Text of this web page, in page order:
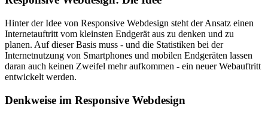
Hinter der Idee von Responsive Webdesign steht der Ansatz einen
Internetauftritt vom kleinsten Endgerät aus zu denken und zu
planen. Auf dieser Basis muss - und die Statistiken bei der
Internetnutzung von Smartphones und mobilen Endgeräten lassen
daran auch keinen Zweifel mehr aufkommen - ein neuer Webauftritt
entwickelt werden.
Denkweise im Responsive Webdesign